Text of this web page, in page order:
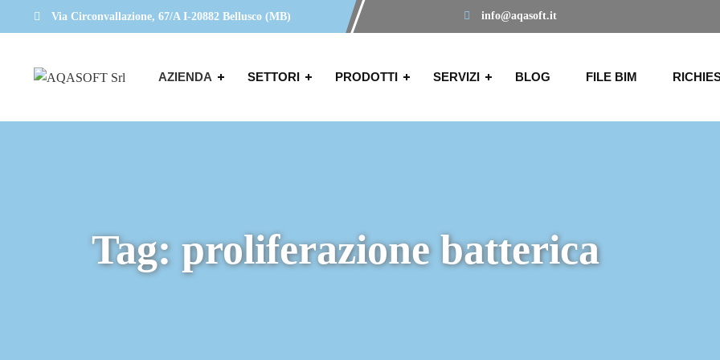
Via Circonvallazione, 67/A I-20882 Bellusco (MB) info@aqasoft.it
AZIENDA SETTORI PRODOTTI SERVIZI BLOG FILE BIM
Tag: proliferazione batterica